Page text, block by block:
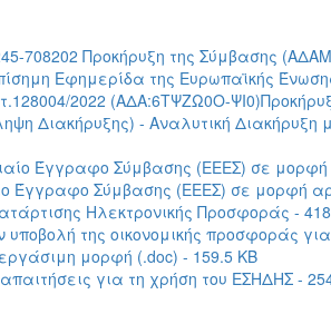
708202 Προκήρυξη της Σύμβασης
Εφημερίδα της Ευρωπαϊκής
2022 (ΑΔΑ:6ΤΨΖΩ0Ο-
Διακήρυξης) - Αναλυτική
Έγγραφο Σύμβασης (ΕΕΕΣ) σε μορφή
Έγγραφο Σύμβασης (ΕΕΕΣ) σε μορφή
Ηλεκτρονικής Προσφοράς -
υποβολή της οικονομικής προσφοράς
μορφή (.doc) - 159.5 KB
απαιτήσεις για τη χρήση του ΕΣΗΔΗΣ -